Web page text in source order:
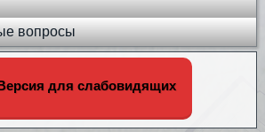
вопросы
для слабовидящих